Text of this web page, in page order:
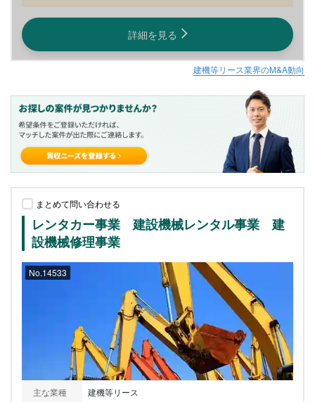
詳細を見る
建機等リース業界のM&A動向
まとめて問い合わせる
レンタカー事業 建設機械レンタル事業 建
設機械修理事業
No.14533
主な業種 建機等リース